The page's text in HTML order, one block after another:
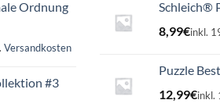
Ordnung
Versandkosten
#3
Schleich®
8,99€inkl.
Puzzle
12,99€inkl.